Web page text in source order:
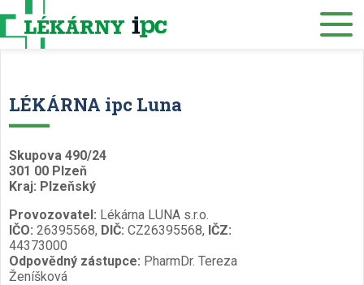
O nás
Služby
Kariéra
LÉKÁRNA ipc Luna
Skupova 490/24
301 00 Plzeň
Kraj: Plzeňský
Provozovatel: Lékárna LUNA s.r.o.
IČO: 26395568, DIČ: CZ26395568, IČZ:
44373000
Odpovědný zástupce: PharmDr. Tereza
Ženíšková